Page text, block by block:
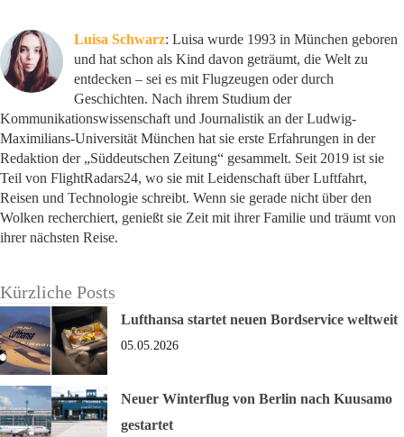
Luisa Schwarz: Luisa wurde 1993 in München geboren
und hat schon als Kind davon geträumt, die Welt zu
entdecken – sei es mit Flugzeugen oder durch
Geschichten. Nach ihrem Studium der
Kommunikationswissenschaft und Journalistik an der Ludwig-
Maximilians-Universität München hat sie erste Erfahrungen in der
Redaktion der „Süddeutschen Zeitung“ gesammelt. Seit 2019 ist sie
Teil von FlightRadars24, wo sie mit Leidenschaft über Luftfahrt,
Reisen und Technologie schreibt. Wenn sie gerade nicht über den
Wolken recherchiert, genießt sie Zeit mit ihrer Familie und träumt von
ihrer nächsten Reise.
Kürzliche Posts
Lufthansa startet neuen Bordservice weltweit
05.05.2026
Neuer Winterflug von Berlin nach Kuusamo
gestartet